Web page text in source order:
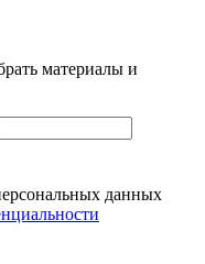
материалы и
данных